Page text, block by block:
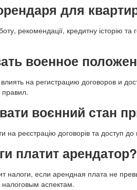
для
рекомендації, кредитну історію
военное
на регистрацию договоров и
воєнний стан
на реєстрацію договорів та доступ
платит арендатор?
налоги, если арендная плата не
налоговым аспектам.